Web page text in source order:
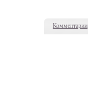
Комментарии